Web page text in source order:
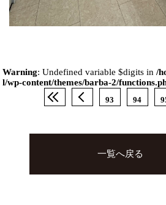
Warning: Undefined variable $digits in/
l/wp-content/themes/barba-2/
93 94
一覧へ戻る